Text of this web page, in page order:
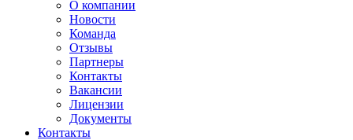
О компании
Новости
Команда
Отзывы
Партнеры
Контакты
Вакансии
Лицензии
Документы
Контакты